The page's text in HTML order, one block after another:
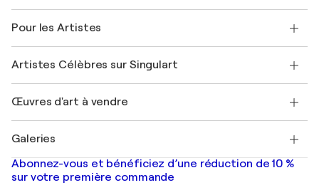
Offrir une carte cadeau
Rejoignez notre programme commercial
Mon compte
+33 1 76 44 06 42
FAQ
Magazine Singulart
Emplois
Découvrez une sélection d'art original
Pour les Artistes
Se connecter en tant qu'Artiste
Artistes Célèbres sur Singulart
Marc Chagall
Banksy
Mr. Brainwash
Shepard Fairey
Œuvres d'art à vendre
Tableaux abstraits à vendre
Peintures de paysage
Estampes
Galeries
Galeries d'art en France
Galeries d'art en Belgique
Abonnez-vous et bénéficiez d’une réduction de 10 %
sur votre première commande